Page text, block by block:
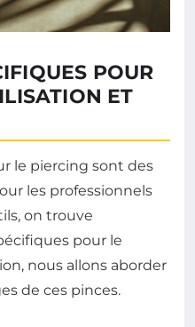
POUR
ET
le piercing sont des
les professionnels
on trouve
pour le
nous allons aborder
de ces pinces.